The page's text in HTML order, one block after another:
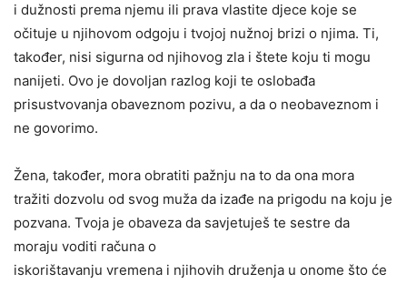
i dužnosti prema njemu ili prava vlastite djece koje se
očituje u njihovom odgoju i tvojoj nužnoj brizi o njima. Ti,
također, nisi sigurna od njihovog zla i štete koju ti mogu
nanijeti. Ovo je dovoljan razlog koji te oslobađa
prisustvovanja obaveznom pozivu, a da o neobaveznom i
ne govorimo.
Žena, također, mora obratiti pažnju na to da ona mora
tražiti dozvolu od svog muža da izađe na prigodu na koju je
pozvana. Tvoja je obaveza da savjetuješ te sestre da
moraju voditi računa o
iskorištavanju vremena i njihovih druženja u onome što će